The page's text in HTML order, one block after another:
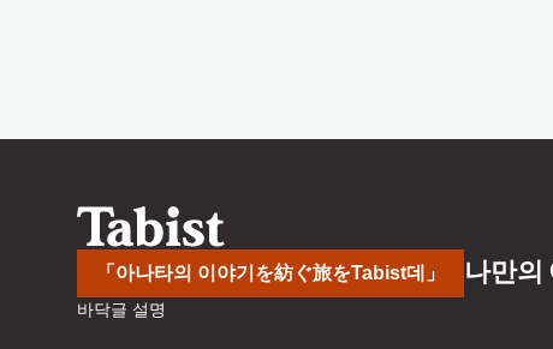
「아나타의 이야기を紡ぐ旅をTabist데」 나만의
바닥글 설명